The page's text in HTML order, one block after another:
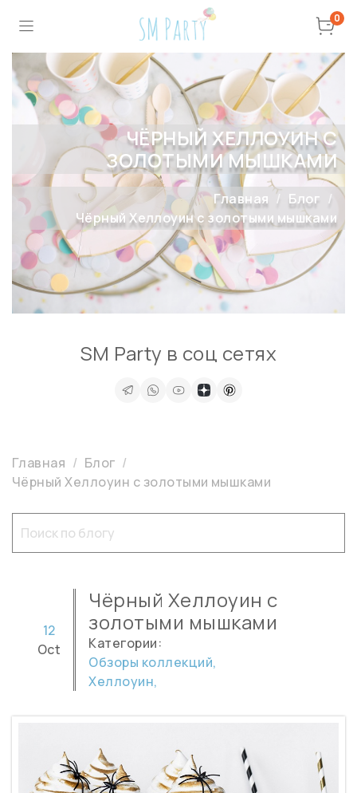
0
ЧЁРНЫЙ ХЕЛЛОУИН С
ЗОЛОТЫМИ МЫШКАМИ
Главная
Блог
Чёрный Хеллоуин с золотыми мышками
Главная
Блог
Чёрный Хеллоуин с золотыми мышками
Чёрный Хеллоуин с
золотыми мышками
12
Oct
Категории:
Обзоры коллекций,
Хеллоуин,
SM Party в соц сетях